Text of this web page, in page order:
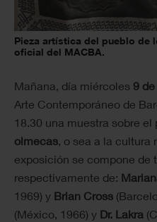
Pieza artística del pueblo de
oficial del MACBA.
Mañana, día miércoles 9
Arte Contemporáneo de
18.30 una muestra sobre
olmecas, o sea a la cultura
exposición se compone de
respectivamente de:
1969) y Brian Cross
(México, 1966) y Dr. Lakra